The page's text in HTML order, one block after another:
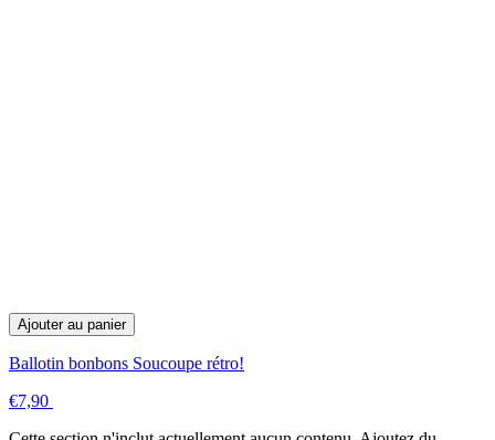
Ajouter au panier
Ballotin bonbons Soucoupe rétro!
€7,90